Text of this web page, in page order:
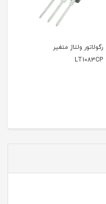
آیسی رگولاتور ولتاژ متغیر
LM723